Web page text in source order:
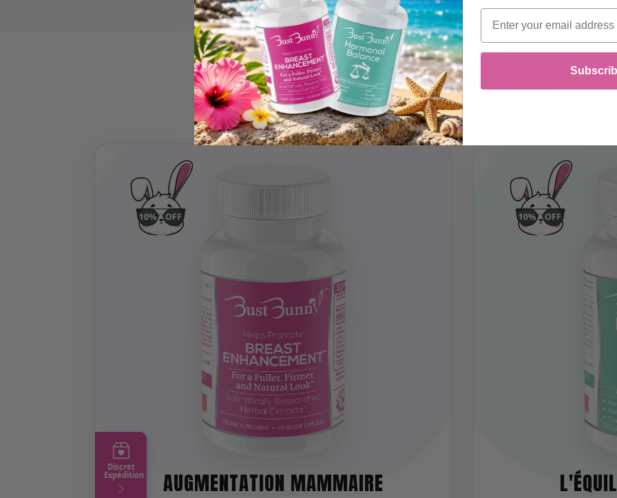
NOSPRODUITS
Discret
Expédition
AUGMENTATION MAMMAIRE
Email